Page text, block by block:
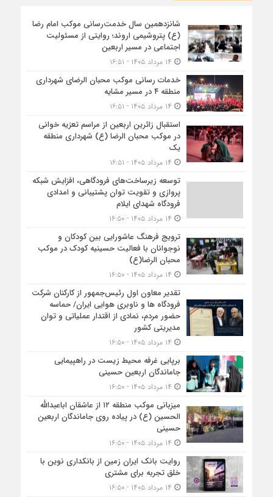
شانزدهمین سال خدمت‌رسانی موکب امام رضا
(ع) پتروشیمی اروند؛ روایتی از مسئولیت
اجتماعی در مسیر اربعین
خدمات رسانی موکب محبان الرضای شهرداری
منطقه ۴ در مسیر مشایه
استقبال زائرین اربعین از مراسم تعزیه خوانی
در موکب محبان الرضا (ع) شهرداری منطقه
یک
توسعه زیرساخت‌های فرودگاهی، افزایش شبکه
پروازی و تقویت توان پشتیبانی و امدادی
فرودگاه شهدای ایلام
ترویج فرهنگ عاشورایی بین کودکان و
نوجوانان با فعالیت حسینیه کودک در موکب
محبان الرضا(ع)
تقدیر معاون اول رئیس‌جمهور از کارکنان شرکت
فرودگاه ها و ناوبری هوایی ایران/ حماسه
حضور مردم، نمادی از اقتدار عملیاتی و توان
مدیریتی کشور
برپایی غرفه محیط زیست در راهپیمایی
جاماندگان اربعین حسینی
میزبانی موکب منطقه ۱۲ از عاشقان اباعبدالله
الحسین (ع) در پیاده روی جاماندگان اربعین
حسینی
روایت بانک ایران زمین از بانکداری نوین با
خلق تجربه برای مشتری